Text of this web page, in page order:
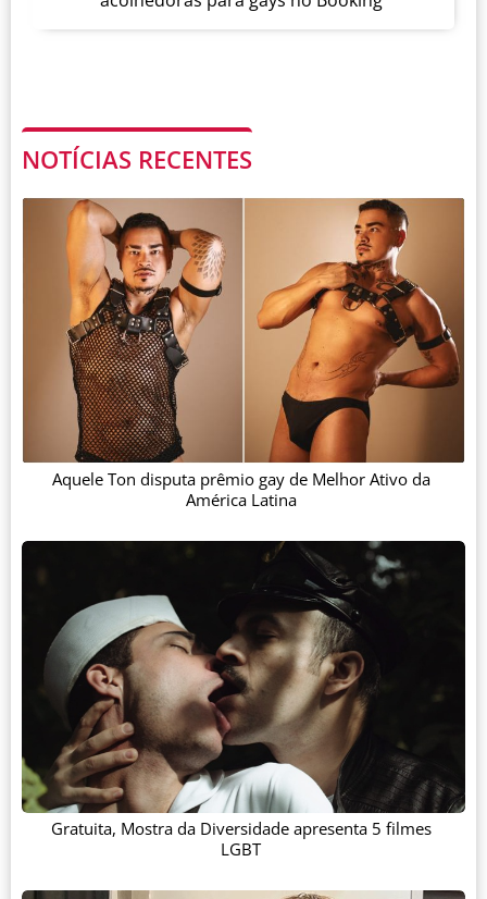
NOTÍCIAS RECENTES
Aquele Ton disputa prêmio gay de Melhor Ativo da
América Latina
Gratuita, Mostra da Diversidade apresenta 5 filmes
LGBT